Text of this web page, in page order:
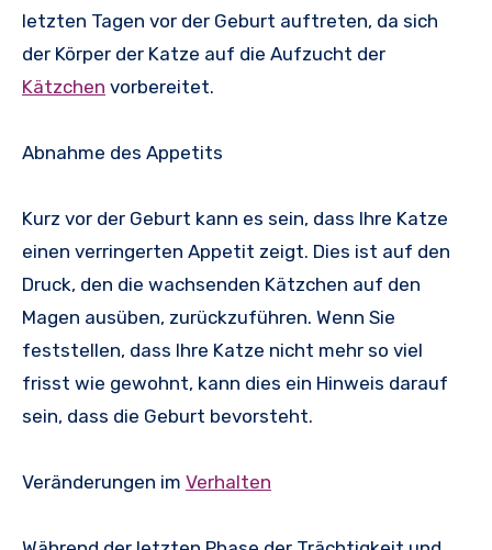
letzten Tagen vor der Geburt auftreten, da sich
der Körper der Katze auf die Aufzucht der
Kätzchen vorbereitet.
Abnahme des Appetits
Kurz vor der Geburt kann es sein, dass Ihre Katze
einen verringerten Appetit zeigt. Dies ist auf den
Druck, den die wachsenden Kätzchen auf den
Magen ausüben, zurückzuführen. Wenn Sie
feststellen, dass Ihre Katze nicht mehr so viel
frisst wie gewohnt, kann dies ein Hinweis darauf
sein, dass die Geburt bevorsteht.
Veränderungen im Verhalten